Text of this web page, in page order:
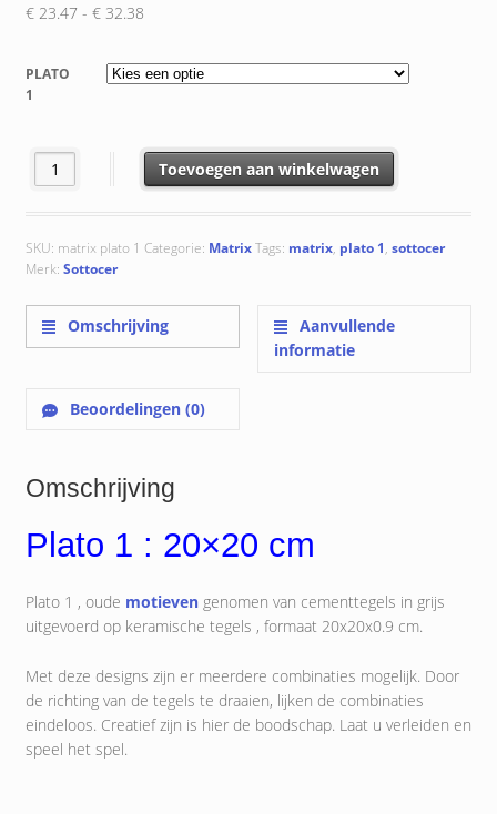
€23.47 - €32.38Prijsklasse:
tot
€ 32.38
PLATO
1
Plato 1 : 20x20x0.9 cm aantalToevoegen aan winkelwagen
SKU: matrix plato 1 Categorie: MatrixTags: matrix, plato 1, sottocer
Merk: Sottocer
Omschrijving
Aanvullende
informatie
Beoordelingen (0)
Omschrijving
Plato 1 : 20×20 cm
Plato 1 , oude motievengenomen van cementtegels in grijs
uitgevoerd op keramische tegels , formaat 20x20x0.9 cm.
Met deze designs zijn er meerdere combinaties mogelijk. Door
de richting van de tegels te draaien, lijken de combinaties
eindeloos. Creatief zijn is hier de boodschap. Laat u verleiden en
speel het spel.